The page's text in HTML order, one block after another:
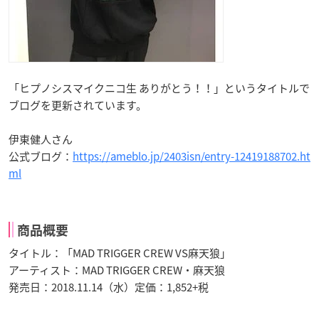
「ヒプノシスマイクニコ生 ありがとう！！」というタイトルで
ブログを更新されています。
伊東健人さん
公式ブログ： https://ameblo.jp/2403isn/entry-12419188702.ht
ml
商品概要
タイトル：「MAD TRIGGER CREW VS麻天狼」
アーティスト：MAD TRIGGER CREW・麻天狼
発売日：2018.11.14（水）定価：1,852+税